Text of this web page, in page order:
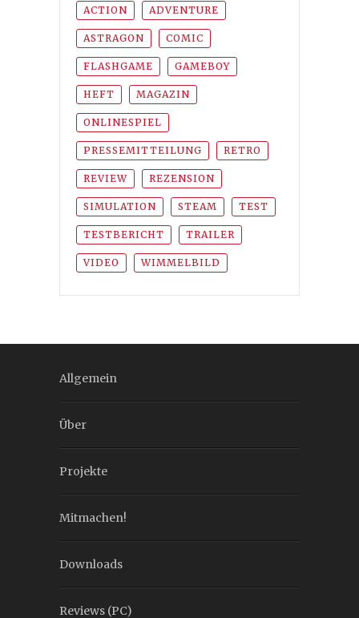
ACTION ADVENTURE
ASTRAGON COMIC
FLASHGAME GAMEBOY
HEFT MAGAZIN
ONLINESPIEL
PRESSEMITTEILUNG RETRO
REVIEW REZENSION
SIMULATION STEAM TEST
TESTBERICHT TRAILER
VIDEO WIMMELBILD
Allgemein
Über
Projekte
Mitmachen!
Downloads
Reviews (PC)